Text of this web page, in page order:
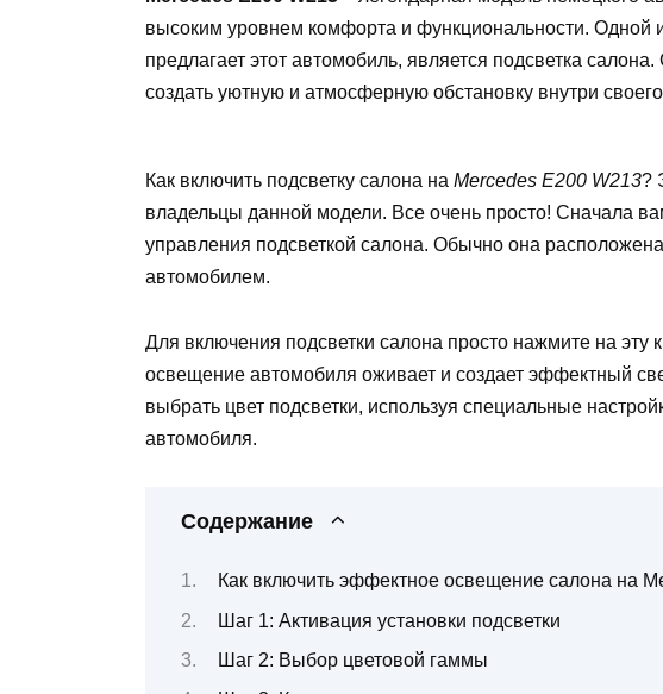
высоким уровнем комфорта и функциональности. Одной
предлагает этот автомобиль, является подсветка
создать уютную и атмосферную обстановку внутри
Как включить подсветку салона на Mercedes E200 W213?
владельцы данной модели. Все очень просто! Сначала
управления подсветкой салона. Обычно она
автомобилем.
Для включения подсветки салона просто нажмите на эту
освещение автомобиля оживает и создает эффектный
выбрать цвет подсветки, используя специальные
автомобиля.
Содержание
Как включить эффектное освещение салона на
Шаг 1: Активация установки подсветки
Шаг 2: Выбор цветовой гаммы